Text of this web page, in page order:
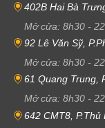
402B Hai Bà
Mở cửa: 8h30 -
92 Lê Văn Sỹ,
Mở cửa: 8h30 -
61 Quang Trung,
Mở cửa: 8h30 -
642 CMT8,